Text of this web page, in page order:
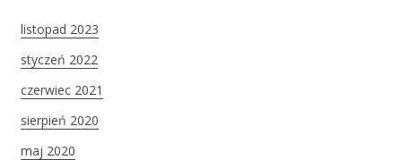
listopad 2023
styczeń 2022
czerwiec 2021
sierpień 2020
maj 2020